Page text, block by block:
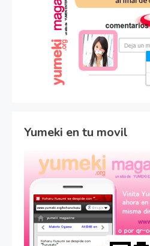
Yumeki en tu movil